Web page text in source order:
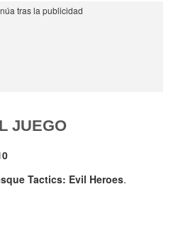
JUEGO
Tactics: Evil Heroes.